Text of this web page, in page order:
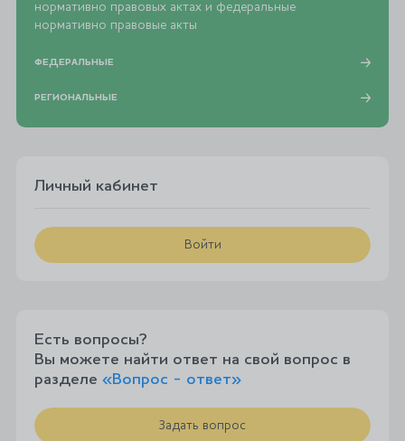
нормативно правовых актах и федеральные
нормативно правовые акты
ФЕДЕРАЛЬНЫЕ
РЕГИОНАЛЬНЫЕ
Личный кабинет
Войти
Есть вопросы?
Вы можете найти ответ на свой вопрос в
разделе «Вопрос - ответ»
Задать вопрос